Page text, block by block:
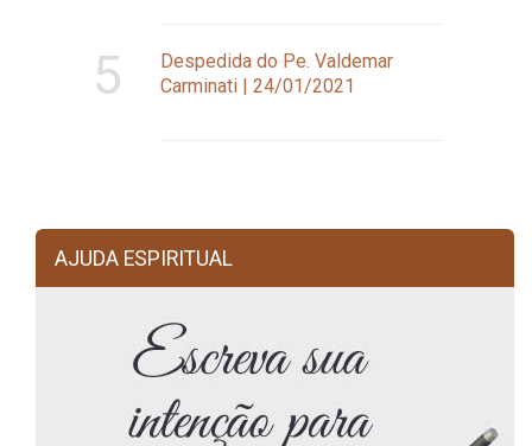
5
Despedida do Pe. Valdemar
Carminati | 24/01/2021
AJUDA ESPIRITUAL